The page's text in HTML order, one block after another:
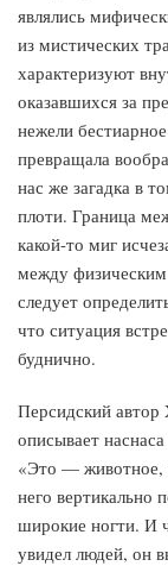
являлись
из мистических
характеризуют
оказавшихся за
нежели
превращала
нас же загадка в
плоти. Граница
какой-то миг
между
следует
что ситуация
буднично.
Персидский
описывает
«Это — животное,
него вертикально
широкие ногти. И
увидел людей, он